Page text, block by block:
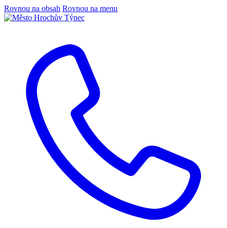
Rovnou na obsah Rovnou na menu